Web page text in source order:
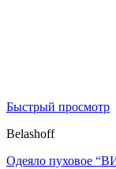
Быстрый просмотр
Belashoff
Одеяло пуховое